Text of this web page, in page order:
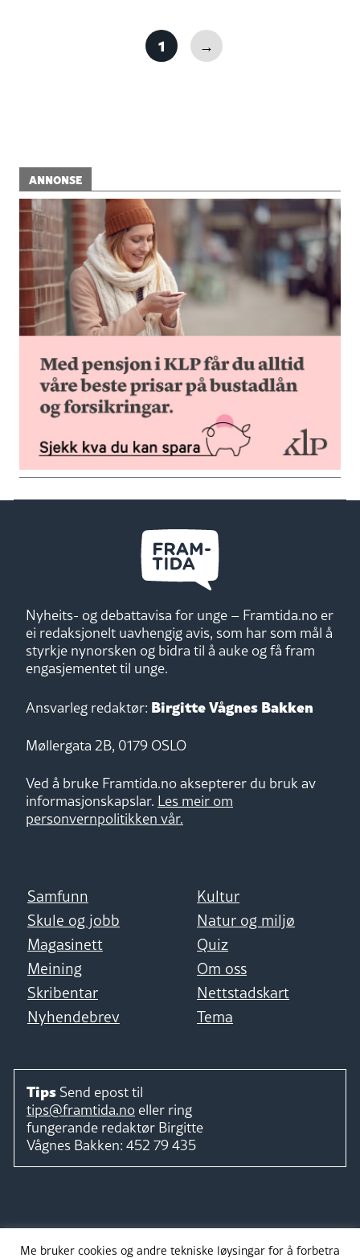
1 →
ANNONSE
Nyheits- og debattavisa for unge – Framtida.no er
ei redaksjonelt uavhengig avis, som har som mål å
styrkje nynorsken og bidra til å auke og få fram
engasjementet til unge.
Ansvarleg redaktør: Birgitte Vågnes Bakken
Møllergata 2B, 0179 OSLO
Ved å bruke Framtida.no aksepterer du bruk av
informasjonskapslar. Les meir om
personvernpolitikken vår.
Samfunn
Kultur
Skule og jobb
Natur og miljø
Magasinett
Quiz
Meining
Om oss
Skribentar
Nettstadskart
Nyhendebrev
Tema
Tips Send epost til
tips@framtida.no eller ring
fungerande redaktør Birgitte
Vågnes Bakken: 452 79 435
Me bruker cookies og andre tekniske løysingar for å forbetra